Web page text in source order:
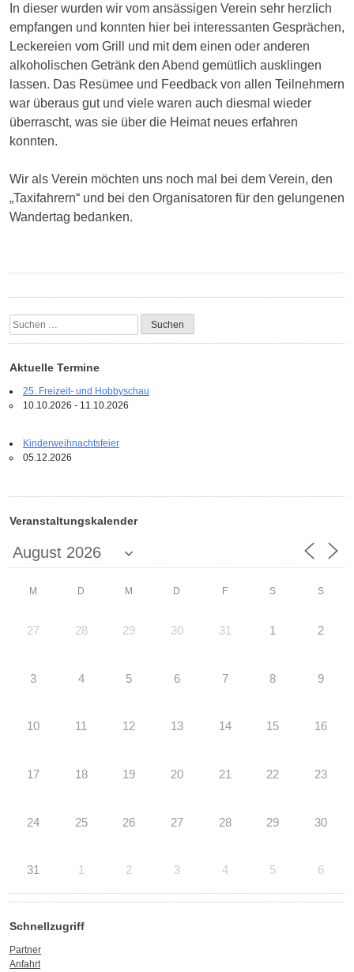
In dieser wurden wir vom ansässigen Verein sehr herzlich
empfangen und konnten hier bei interessanten Gesprächen,
Leckereien vom Grill und mit dem einen oder anderen
alkoholischen Getränk den Abend gemütlich ausklingen
lassen. Das Resümee und Feedback von allen Teilnehmern
war überaus gut und viele waren auch diesmal wieder
überrascht, was sie über die Heimat neues erfahren
konnten.
Wir als Verein möchten uns noch mal bei dem Verein, den
„Taxifahrern“ und bei den Organisatoren für den gelungenen
Wandertag bedanken.
Suchen
nach:
Aktuelle Termine
25. Freizeit- und Hobbyschau
10.10.2026 - 11.10.2026
Kinderweihnachtsfeier
05.12.2026
Veranstaltungskalender
M D M D F S S
27 28 29 30 31 1 2
3 4 5 6 7 8 9
10 11 12 13 14 15 16
17 18 19 20 21 22 23
24 25 26 27 28 29 30
31 1 2 3 4 5 6
Schnellzugriff
Partner
Anfahrt